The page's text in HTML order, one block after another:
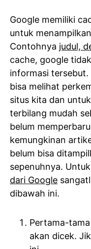
Google memiliki
untuk
Contohnya judul,
cache, google
informasi tersebut.
bisa melihat
situs kita dan
terbilang mudah
belum
kemungkinan
belum bisa
sepenuhnya. Untuk
dari Google
dibawah ini.
Pertama-
akan dicek.